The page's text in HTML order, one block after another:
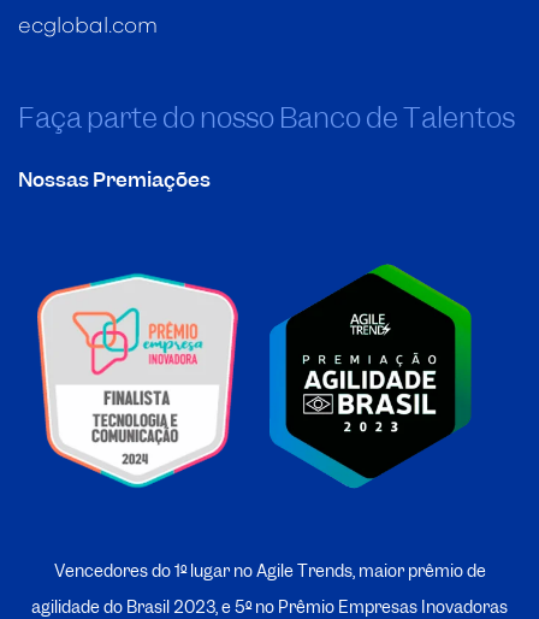
ecglobal.com
Faça parte do nosso Banco de Talentos
Nossas Premiações
Vencedores do 1º lugar no Agile Trends, maior prêmio de
agilidade do Brasil 2023, e 5º no Prêmio Empresas Inovadoras